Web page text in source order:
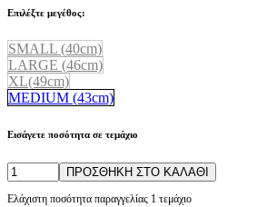
Επιλέξτε μεγέθος:
SMALL (40cm)
LARGE (46cm)
XL(49cm)
MEDIUM (43cm)
Εισάγετε ποσότητα σε τεμάχιο
ΠΡΟΣΘΗΚΗ ΣΤΟ ΚΑΛΑΘΙ
Ελάχιστη ποσότητα παραγγελίας 1 τεμάχιο